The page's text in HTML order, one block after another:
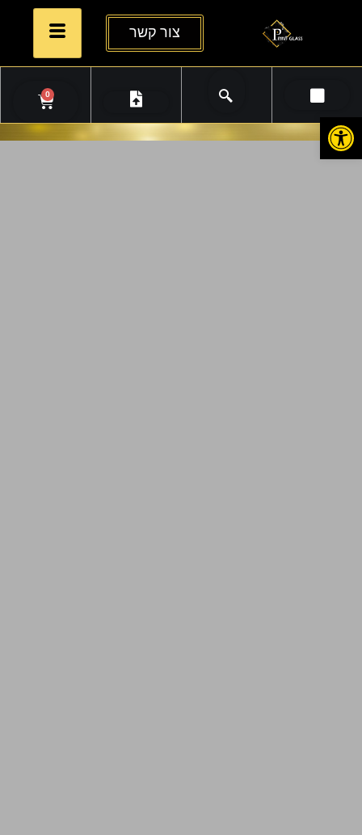
פתח סרגל נגישות
צור קשר
0